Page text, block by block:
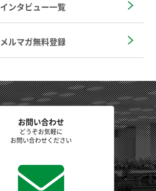
インタビュー一覧
メルマガ無料登録
お問い合わせ
どうぞお気軽に
お問い合わせください